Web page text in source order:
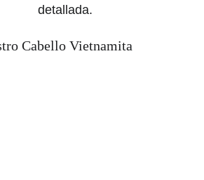
detallada.
Cabello Vietnamita